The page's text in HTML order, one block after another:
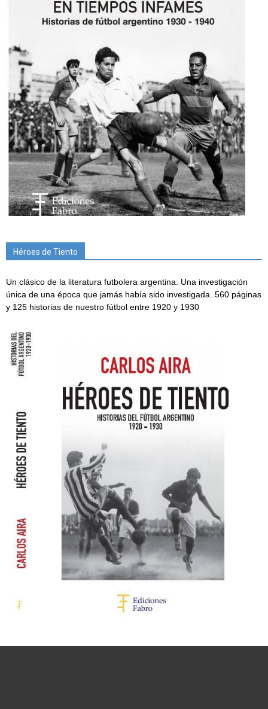
Héroes de Tiento
Un clásico de la literatura futbolera argentina. Una investigación
única de una época que jamás había sido investigada. 560 páginas
y 125 historias de nuestro fútbol entre 1920 y 1930